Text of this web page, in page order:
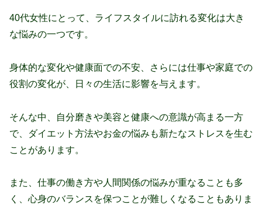
40代女性にとって、ライフスタイルに訪れる変化は大き
な悩みの一つです。
身体的な変化や健康面での不安、さらには仕事や家庭での
役割の変化が、日々の生活に影響を与えます。
そんな中、自分磨きや美容と健康への意識が高まる一方
で、ダイエット方法やお金の悩みも新たなストレスを生む
ことがあります。
また、仕事の働き方や人間関係の悩みが重なることも多
く、心身のバランスを保つことが難しくなることもありま